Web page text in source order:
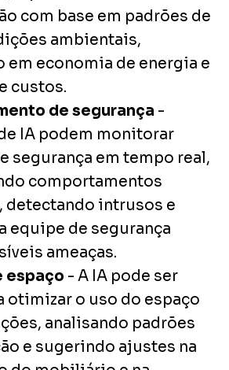
com base em padrões de
ambientais,
em economia de energia e
custos.
de segurança -
IA podem monitorar
segurança em tempo real,
comportamentos
detectando intrusos e
equipe de segurança
ameaças.
espaço - A IA pode ser
otimizar o uso do espaço
analisando padrões
e sugerindo ajustes na